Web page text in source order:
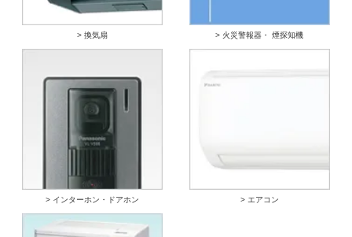
> 換気扇 > 火災警報器・ 煙探知機
> インターホン・ドアホン > エアコン